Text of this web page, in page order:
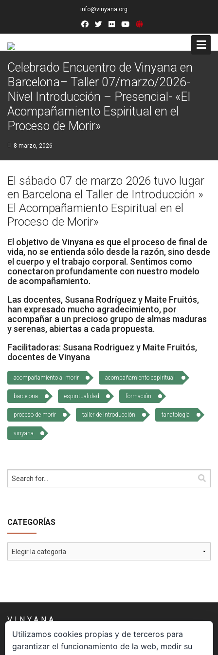
info@vinyana.org
Acceso
Conócenos
Socios Fundadores
Junta Directiva
Docentes
Socios de Número
Colaboramos con
Formaciones
Nuestra propuesta de formación
Realizadas
Acompañamiento
Vídeos
Contacto
Cómo Colaborar
Celebrado Encuentro de Vinyana en
Barcelona– Taller 07/marzo/2026-
Nivel Introducción – Presencial- «El
Acompañamiento Espiritual en el
Proceso de Morir»
8 marzo, 2026
El sábado 07 de marzo 2026 tuvo lugar
en Barcelona el Taller de Introducción »
El Acompañamiento Espiritual en el
Proceso de Morir»
El objetivo de Vinyana es que el proceso de final de
vida, no se entienda sólo desde la razón, sino desde
el cuerpo y el trabajo corporal. Sentimos como
conectaron profundamente con nuestro modelo
de acompañamiento.
Las docentes, Susana Rodríguez y Maite Fruitós,
han expresado mucho agradecimiento, por
acompañar a un precioso grupo de almas maduras
y serenas, abiertas a cada propuesta.
Facilitadoras: Susana Rodriguez y Maite Fruitós,
docentes de Vinyana
acompañamiento al morir acompañamiento espiritual
barcelona espiritualidad formación
proceso de morir taller de introducción tanatología
vinyana
CATEGORÍAS
Categorías
VINYANA
Una asociación constituida sin ánimo de lucro cuya misión
Utilizamos cookies propias y de terceros para
garantizar el funcionamiento de la web, medir su